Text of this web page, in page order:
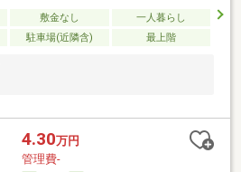
敷金なし
一人暮らし
駐車場(近隣含) 最上階
4.30万円
管理費-